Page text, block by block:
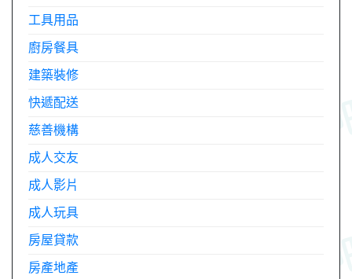
工具用品
廚房餐具
建築裝修
快遞配送
慈善機構
成人交友
成人影片
成人玩具
房屋貸款
房產地產